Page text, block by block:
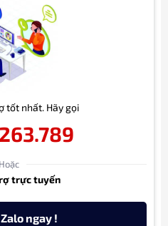
tốt nhất. Hãy gọi
Hoặc
trực tuyến
ngay !